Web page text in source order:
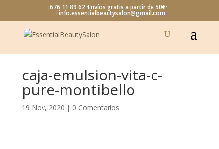
676 11 89 62 ·Envíos gratis a partir de 50€·
info.essentialbeautysalon@gmail.com
caja-emulsion-vita-c-
pure-montibello
19 Nov, 2020 | 0 Comentarios